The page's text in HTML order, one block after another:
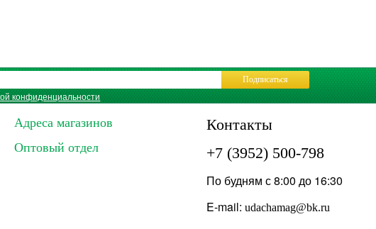
конфиденциальности
Подписаться
Адреса магазинов
Оптовый отдел
Контакты
+7 (3952) 500-798
По будням с 8:00 до 16:30
E-mail: udachamag@bk.ru